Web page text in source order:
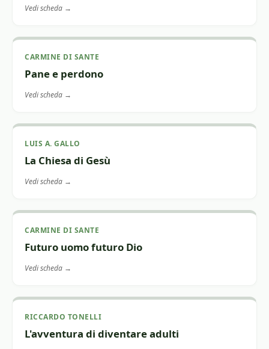
Vedi scheda →
CARMINE DI SANTE
Pane e perdono
Vedi scheda →
LUIS A. GALLO
La Chiesa di Gesù
Vedi scheda →
CARMINE DI SANTE
Futuro uomo futuro Dio
Vedi scheda →
RICCARDO TONELLI
L'avventura di diventare adulti